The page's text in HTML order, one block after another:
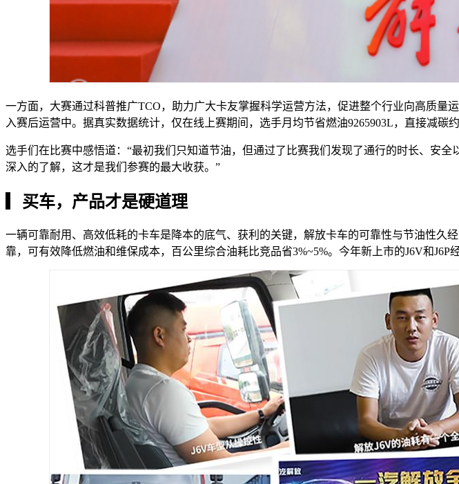
一方面，大赛通过科普推广TCO，助力广大卡友掌握科学运营方法，促进整个行业向高质
入赛后运营中。据真实数据统计，仅在线上赛期间，选手月均节省燃油9265903L，直接减碳
选手们在比赛中感悟道：“最初我们只知道节油，但通过了比赛我们发现了通行的时长、安
深入的了解，这才是我们参赛的最大收获。”
买车，产品才是硬道理
一辆可靠耐用、高效低耗的卡车是降本的底气、获利的关键，解放卡车的可靠性与节油性
靠，可有效降低燃油和维保成本，百公里综合油耗比竞品省3%~5%。今年新上市的J6V和